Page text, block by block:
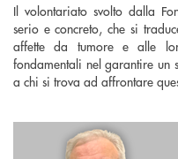
Il volontariato svolto dalla
serio e concreto, che si
affette da tumore e alle
fondamentali nel garantire un
a chi si trova ad affrontare